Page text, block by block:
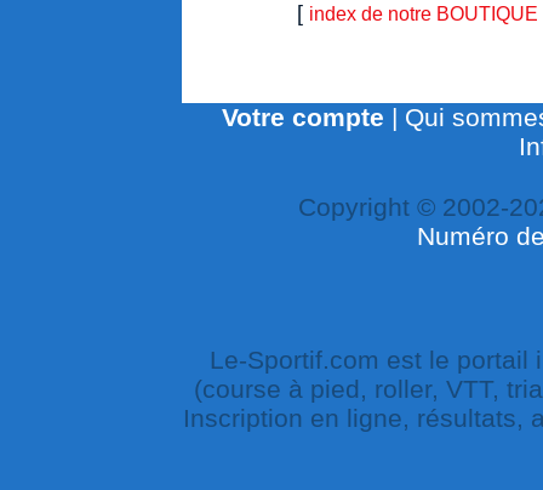
[ index de notre BOUTIQUE
Votre compte | Qui
Copyright © 2002-
Numéro
Le-Sportif.com est le portail
(course à pied, roller, VTT,
Inscription en ligne, résultats,